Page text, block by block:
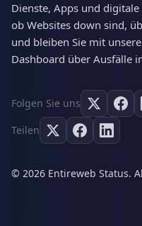
Dienste, Apps und
ob Websites down sind,
und bleiben Sie mit
Dashboard über Ausfälle
Folgen Sie uns
Teilen
© 2026 Entireweb Status.